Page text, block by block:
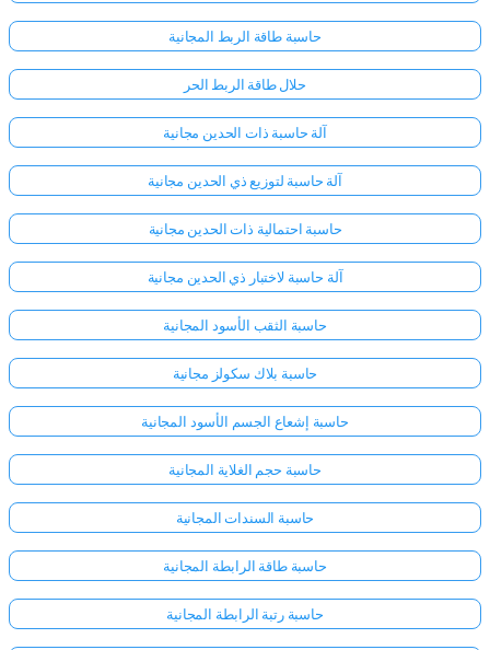
توجد
أسئلة
بعد
اطرح
الأول
حاسبة طاقة الربط المجانية
حلال طاقة الربط الحر
آلة حاسبة ذات الحدين مجانية
آلة حاسبة لتوزيع ذي الحدين مجانية
حاسبة احتمالية ذات الحدين مجانية
آلة حاسبة لاختبار ذي الحدين مجانية
حاسبة الثقب الأسود المجانية
حاسبة بلاك سكولز مجانية
حاسبة إشعاع الجسم الأسود المجانية
حاسبة حجم الغلاية المجانية
حاسبة السندات المجانية
حاسبة طاقة الرابطة المجانية
حاسبة رتبة الرابطة المجانية